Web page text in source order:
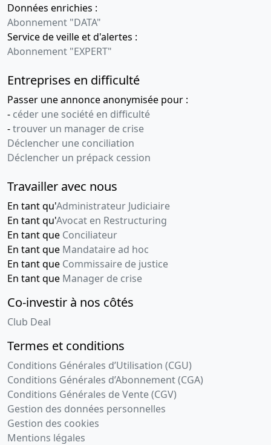
Données enrichies :
Abonnement "DATA"
Service de veille et d'alertes :
Abonnement "EXPERT"
Entreprises en difficulté
Passer une annonce anonymisée pour :
- céder une société en difficulté
-trouver un manager de crise
Déclencher une conciliation
Déclencher un prépack cession
Travailler avec nous
En tant qu'Administrateur Judiciaire
En tant qu'Avocat en Restructuring
En tant que Conciliateur
En tant que Mandataire ad hoc
En tant que Commissaire de justice
En tant que Manager de crise
Co-investir à nos côtés
Club Deal
Termes et conditions
Conditions Générales d’Utilisation (CGU)
Conditions Générales d’Abonnement (CGA)
Conditions Générales de Vente (CGV)
Gestion des données personnelles
Gestion des cookies
Mentions légales